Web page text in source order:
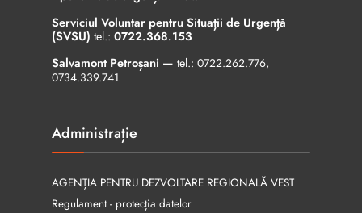
Serviciul Voluntar pentru Situații de Urgență
(SVSU) tel.: 0722.368.153
Salvamont Petroșani — tel.: 0722.262.776,
0734.339.741
Administrație
AGENȚIA PENTRU DEZVOLTARE REGIONALĂ VEST
Regulament - protecția datelor